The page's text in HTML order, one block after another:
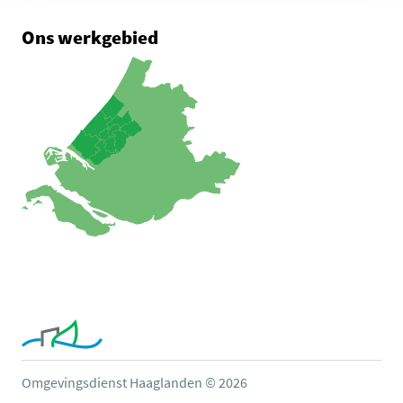
Ons werkgebied
Omgevingsdienst Haaglanden © 2026